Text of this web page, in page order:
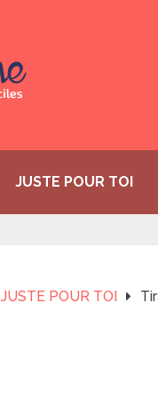
JUSTE POUR TOI
JUSTE POUR TOI